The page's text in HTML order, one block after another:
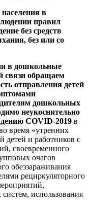
в
правил
без средств
без или со
в дошкольные
связи обращаем
отправления детей
дошкольных
неукоснительно
COVID-2019 в
время «утренних
детей и работников с
своевременного
очагов
обеззараживания
рециркуляторного
использования